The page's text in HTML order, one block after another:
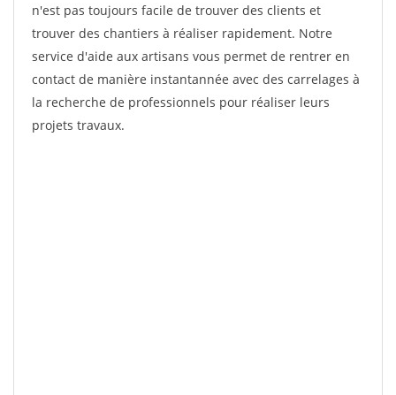
n'est pas toujours facile de trouver des clients et
trouver des chantiers à réaliser rapidement. Notre
service d'aide aux artisans vous permet de rentrer en
contact de manière instantannée avec des carrelages à
la recherche de professionnels pour réaliser leurs
projets travaux.